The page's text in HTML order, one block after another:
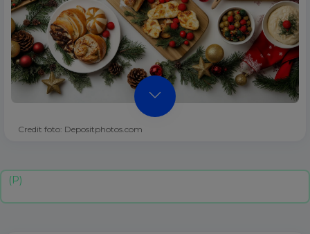
Credit foto: Depositphotos.com